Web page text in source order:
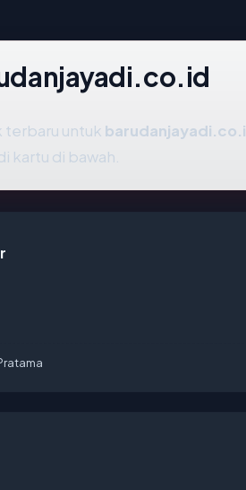
terbaru untuk
kartu di bawah.